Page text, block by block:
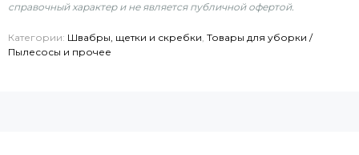
справочный характер и не является публичной офертой.
Категории: Швабры, щетки и скребки, Товары для уборки /
Пылесосы и прочее